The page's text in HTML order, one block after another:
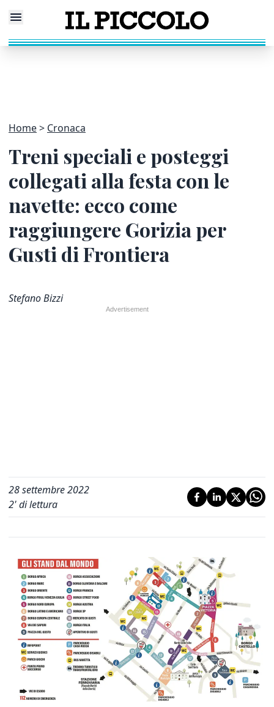
Home Cronaca
Treni speciali e posteggi
collegati alla festa con le
navette: ecco come
raggiungere Gorizia per
Gusti di Frontiera
Stefano Bizzi
28 settembre 2022
2' di lettura